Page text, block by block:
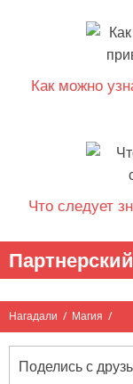
Как можно
Что следует
Нагадали / Магия /
Поделись с